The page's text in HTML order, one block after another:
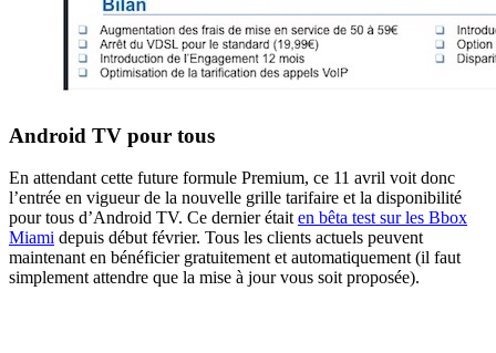
Android TV pour tous
En attendant cette future formule Premium, ce 11 avril voit donc
l’entrée en vigueur de la nouvelle grille tarifaire et la disponibilité
pour tous d’Android TV. Ce dernier étaiten bêta test sur les Bbox
Miami depuis début février. Tous les clients actuels peuvent
maintenant en bénéficier gratuitement et automatiquement (il faut
simplement attendre que la mise à jour vous soit proposée).